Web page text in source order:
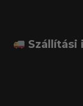
Szállítási